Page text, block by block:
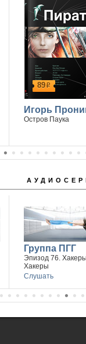
89р
Игорь
Остров Паука
Группа ПГГ
Эпизод 76.
Хакеры
Слушать